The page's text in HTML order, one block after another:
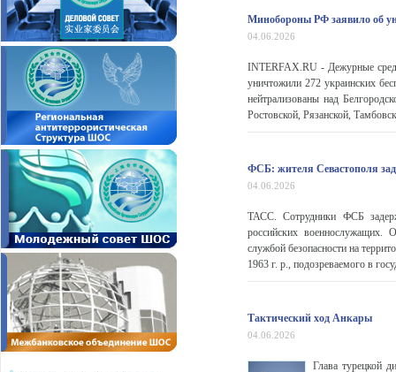
Минобороны РФ заявило об
04.06.2026
INTERFAX.RU - Дежурные
уничтожили 272 украинских
нейтрализованы над
Ростовской, Рязанской,
ФСБ: жителя Севастополя
04.06.2026
ТАСС. Сотрудники ФСБ
российских
службой безопасности на
1963 г. р., подозреваемого в
Тактический ход Анкары
04.06.2026
Глава турецкой